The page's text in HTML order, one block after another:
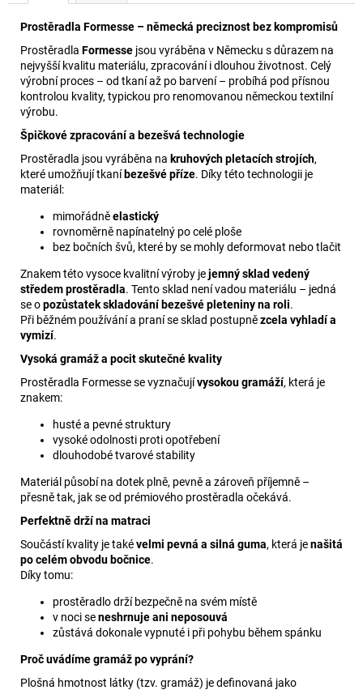
Prostěradla Formesse – německá preciznost bez kompromisů
Prostěradla Formesse jsou vyráběna v Německu s důrazem na
nejvyšší kvalitu materiálu, zpracování i dlouhou životnost. Celý
výrobní proces – od tkaní až po barvení – probíhá pod přísnou
kontrolou kvality, typickou pro renomovanou německou textilní
výrobu.
Špičkové zpracování a bezešvá technologie
Prostěradla jsou vyráběna na kruhových pletacích strojích,
které umožňují tkaníbezešvé příze. Díky této technologii je
materiál:
mimořádněelastický
rovnoměrně napínatelný po celé ploše
bez bočních švů, které by se mohly deformovat nebo tlačit
Znakem této vysoce kvalitní výroby jejemný sklad vedený
středem prostěradla. Tento sklad není vadou materiálu – jedná
se opozůstatek skladování bezešvé pleteniny na roli.
Při běžném používání a praní se sklad postupnězcela vyhladí a
vymizí.
Vysoká gramáž a pocit skutečné kvality
Prostěradla Formesse se vyznačujívysokou gramáží, která je
znakem:
husté a pevné struktury
vysoké odolnosti proti opotřebení
dlouhodobé tvarové stability
Materiál působí na dotek plně, pevně a zároveň příjemně –
přesně tak, jak se od prémiového prostěradla očekává.
Perfektně drží na matraci
Součástí kvality je takévelmi pevná a silná guma, která jenašitá
po celém obvodu bočnice.
Díky tomu:
prostěradlo drží bezpečně na svém místě
v noci seneshrnuje ani neposouvá
zůstává dokonale vypnuté i při pohybu během spánku
Proč uvádíme gramáž po vyprání?
Plošná hmotnost látky (tzv. gramáž) je definovaná jako